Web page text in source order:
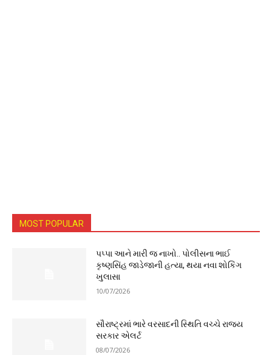
MOST POPULAR
પપ્પા આને મારી જ નાખો.. પોલીસના ભાઈ
કૃષ્ણસિંહ જાડેજાની હત્યા, થયા નવા શોકિંગ
ખુલાસા
10/07/2026
સૌરાષ્ટ્રમાં ભારે વરસાદની સ્થિતિ વચ્ચે રાજ્ય
સરકાર એલર્ટ
08/07/2026